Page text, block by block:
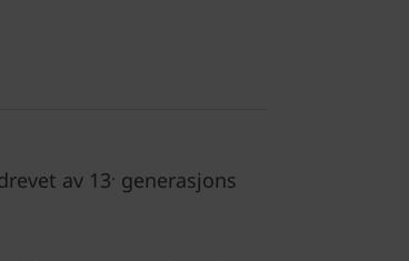
av 13. generasjons